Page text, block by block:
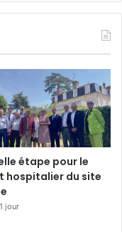
étape pour le
hospitalier du site
jour